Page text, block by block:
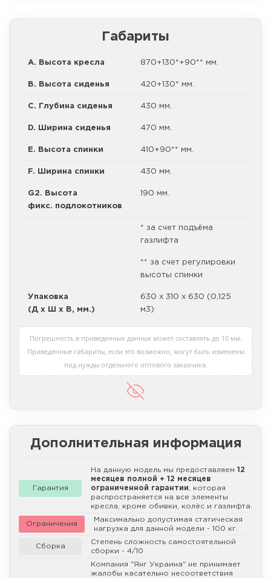
Габариты
A. Высота кресла 870+130*+90** мм.
B. Высота сиденья 420+130* мм.
C. Глубина сиденья 430 мм.
D. Ширина сиденья 470 мм.
E. Высота спинки 410+90** мм.
F. Ширина спинки 430 мм.
G2. Высота
фикс. подлокотников
190 мм.
* за счет подъёма
газлифта
** за счет регулировки
высоты спинки
Упаковка
(Д х Ш х В, мм.)
630 х 310 х 630 (0,125
м3)
Погрешность в приведенных данных может составлять до 10 мм.
Приведенные габариты, если это возможно, могут быть изменены
под нужды отдельного оптового заказчика.
Дополнительная информация
Гарантия
На данную модель мы предоставляем 12
месяцев полной + 12 месяцев
ограниченной гарантии, которая
распространяется на все элементы
кресла, кроме обивки, колёс и газлифта.
Ограничения
Максимально допустимая статическая
нагрузка для данной модели - 100 кг.
Сборка
Степень сложность самостоятельной
сборки - 4/10
Компания "Янг Украина" не принимает
жалобы касательно несоответствия